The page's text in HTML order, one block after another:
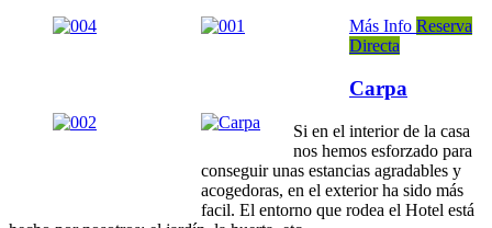
Más Info Reserva
Directa
Carpa
Si en el interior de la casa
nos hemos esforzado para
conseguir unas estancias agradables y
acogedoras, en el exterior ha sido más
facil. El entorno que rodea el Hotel está